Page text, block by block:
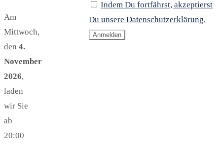
Am
Mittwoch,
den 4.
November
2026,
laden
wir Sie
ab
20:00
Indem Du fortfährst, akzeptierst
Du unsere Datenschutzerklärung.